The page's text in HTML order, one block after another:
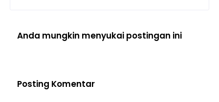
Anda mungkin menyukai postingan ini
Posting Komentar